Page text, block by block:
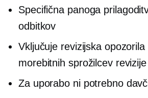
Specifična panoga
odbitkov
Vključuje revizijska
morebitnih sprožilcev
Za uporabo ni potrebno